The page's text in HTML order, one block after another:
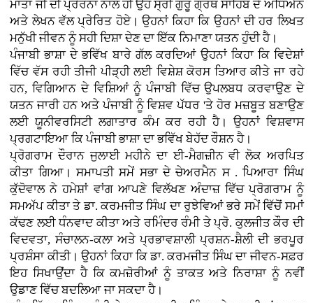
ਮਾਤਾ ਜੀ ਦੀ ਪ੍ਰੇਰਨਾ ਨਾਲ ਹੀ ਉਹ ਸ੍ਰੀ ਗੁਰੂ ਗ੍ਰੰਥ ਸਾਹਿਬ ਦੇ ਅਧਿਐਨ
ਅਤੇ ਲੇਖਨ ਵੱਲ ਪ੍ਰੇਰਿਤ ਹੋਏ। ਉਹਨਾਂ ਕਿਹਾ ਕਿ ਉਹਨਾਂ ਦੀ ਹਰ ਲਿਖਤ
ਮਨੁੱਖੀ ਜੀਵਨ ਨੂੰ ਸਹੀ ਦਿਸ਼ਾ ਦੇਣ ਦਾ ਇੱਕ ਨਿਮਾਣਾ ਯਤਨ ਹੁੰਦੀ ਹੈ।
ਪੰਜਾਬੀ ਭਾਸ਼ਾ ਦੇ ਭਵਿੱਖ ਬਾਰੇ ਗੱਲ ਕਰਦਿਆਂ ਉਹਨਾਂ ਕਿਹਾ ਕਿ ਵਿਦੇਸ਼ਾਂ
ਵਿੱਚ ਵੱਸ ਰਹੀ ਤੀਜੀ ਪੀੜ੍ਹੀ ਲਈ ਵਿਸ਼ੇਸ਼ ਕੋਰਸ ਤਿਆਰ ਕੀਤੇ ਜਾ ਰਹੇ
ਹਨ, ਵਿਗਿਆਨ ਦੇ ਵਿਸ਼ਿਆਂ ਨੂੰ ਪੰਜਾਬੀ ਵਿੱਚ ਉਪਲਬਧ ਕਰਵਾਉਣ ਦੇ
ਯਤਨ ਜਾਰੀ ਹਨ ਅਤੇ ਪੰਜਾਬੀ ਨੂੰ ਵਿਸ਼ਵ ਪੱਧਰ 'ਤੇ ਹੋਰ ਮਜ਼ਬੂਤ ਬਣਾਉਣ
ਲਈ ਯੂਨੀਵਰਸਿਟੀ ਲਗਾਤਾਰ ਕੰਮ ਕਰ ਰਹੀ ਹੈ। ਉਹਨਾਂ ਵਿਸ਼ਵਾਸ
ਪ੍ਰਗਟਾਇਆ ਕਿ ਪੰਜਾਬੀ ਭਾਸ਼ਾ ਦਾ ਭਵਿੱਖ ਬੇਹੱਦ ਰੌਸ਼ਨ ਹੈ।
ਪ੍ਰੋਗਰਾਮ ਦੌਰਾਨ ਜੁਲਾਈ ਮਹੀਨੇ ਦਾ ਈ-ਮੈਗਜ਼ੀਨ ਵੀ ਲੋਕ ਅਰਪਿਤ
ਕੀਤਾ ਗਿਆ। ਸਮਾਪਤੀ ਸਮੇਂ ਸਭਾ ਦੇ ਚੇਅਰਮੈਨ ਸ . ਪਿਆਰਾ ਸਿੰਘ
ਕੁੱਦੋਵਾਲ ਨੇ ਹਮੇਸ਼ਾਂ ਵਾਂਗ ਆਪਣੇ ਵਿਲੱਖਣ ਅੰਦਾਜ਼ ਵਿੱਚ ਪ੍ਰੋਗਰਾਮ ਨੂੰ
ਸਮਅੱਪ ਕੀਤਾ ਤੇ ਡਾ. ਕਰਮਜੀਤ ਸਿੰਘ ਦਾ ਰੁਝੇਵਿਆਂ ਭਰੇ ਸਮੇਂ ਵਿੱਚੋਂ ਸਮਾਂ
ਕੱਢਣ ਲਈ ਧੰਨਵਾਦ ਕੀਤਾ ਅਤੇ ਰਮਿੰਦਰ ਰੰਮੀ ਤੇ ਪ੍ਰੋ. ਕੁਲਜੀਤ ਕੌਰ ਦੀ
ਵਿਦਵਤਾ, ਸੰਚਾਲਨ-ਕਲਾ ਅਤੇ ਪ੍ਰਭਾਵਸ਼ਾਲੀ ਪ੍ਰਸ਼ਨ-ਸ਼ੈਲੀ ਦੀ ਭਰਪੂਰ
ਪ੍ਰਸ਼ੰਸਾ ਕੀਤੀ। ਉਹਨਾਂ ਕਿਹਾ ਕਿ ਡਾ. ਕਰਮਜੀਤ ਸਿੰਘ ਦਾ ਜੀਵਨ-ਸਫ਼ਰ
ਇਹ ਸਿਖਾਉਂਦਾ ਹੈ ਕਿ ਕਮਜ਼ੋਰੀਆਂ ਨੂੰ ਤਾਕਤ ਅਤੇ ਨਿਰਾਸ਼ਾ ਨੂੰ ਨਵੀਂ
ਉਡਾਣ ਵਿੱਚ ਬਦਲਿਆ ਜਾ ਸਕਦਾ ਹੈ।